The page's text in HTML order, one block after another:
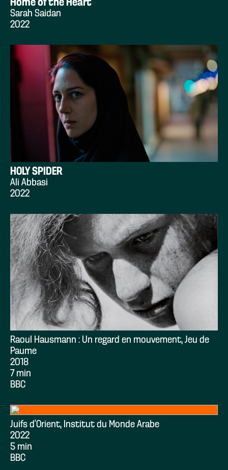
Home of the Heart
Sarah Saidan
2022
HOLY SPIDER
Ali Abbasi
2022
Raoul Hausmann : Un regard en mouvement, Jeu de
Paume
2018
7 min
BBC
Juifs d’Orient, Institut du Monde Arabe
2022
5 min
BBC